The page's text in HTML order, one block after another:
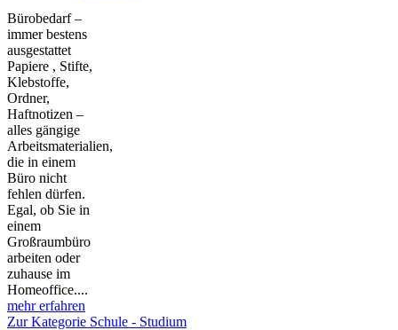
Bürobedarf –
immer bestens
ausgestattet
Papiere , Stifte,
Klebstoffe,
Ordner,
Haftnotizen –
alles gängige
Arbeitsmaterialien,
die in einem
Büro nicht
fehlen dürfen.
Egal, ob Sie in
einem
Großraumbüro
arbeiten oder
zuhause im
Homeoffice....
mehr erfahren
Zur Kategorie Schule - Studium